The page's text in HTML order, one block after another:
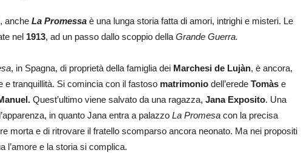
anche La Promessa è una lunga storia fatta di amori, intrighi e misteri. Le
nel 1913, ad un passo dallo scoppio della Grande Guerra.
, in Spagna, di proprietà della famiglia dei Marchesi de Lujàn, è ancora,
e tranquillità. Si comincia con il fastoso matrimonio dell’erede Tomàs e
Quest’ultimo viene salvato da una ragazza, Jana Exposito. Una
in quanto Jana entra a palazzo La Promesa con la precisa
morta e di ritrovare il fratello scomparso ancora neonato. Ma nei propositi
l’amore e la storia si complica.